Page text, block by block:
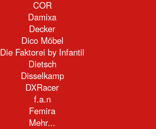
COR
Damixa
Decker
Dico Möbel
Die Faktorei by Infantil
Dietsch
Disselkamp
DXRacer
f.a.n
Femira
Mehr...